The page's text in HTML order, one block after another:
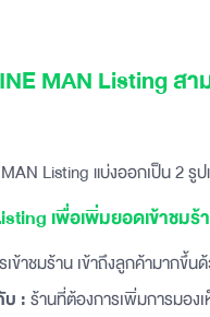
MAN Listing สา
Listing แบ่งออกเป็น 2 รู
เพื่อเพิ่มยอดเข้าชมร้
เข้าชมร้าน เข้าถึงลูกค้ามากขึ้
บ :ร้านที่ต้องการเพิ่มการมอง